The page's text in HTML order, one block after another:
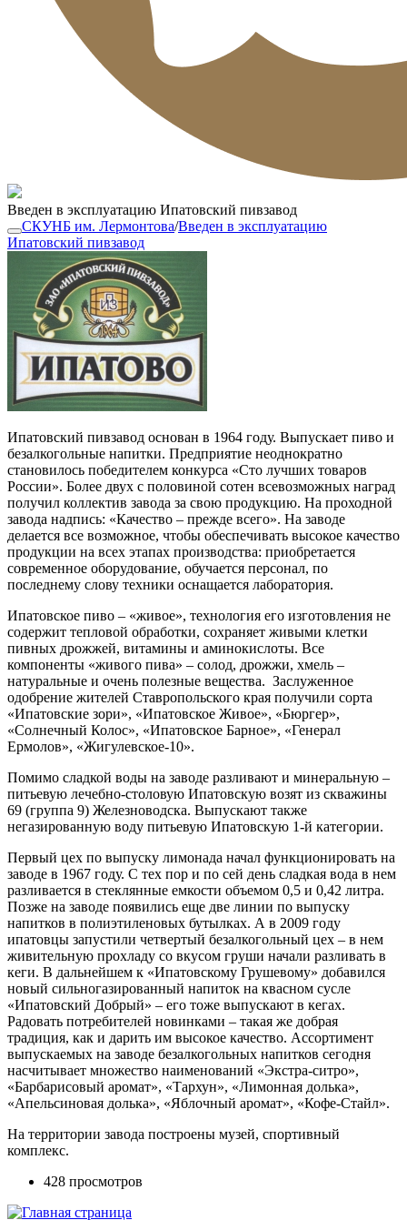
Введен в эксплуатацию Ипатовский пивзавод
СКУНБ им. Лермонтова/Введен в эксплуатацию
Ипатовский пивзавод
Ипатовский пивзавод основан в 1964 году. Выпускает пиво и
безалкогольные напитки. Предприятие неоднократно
становилось победителем конкурса «Сто лучших товаров
России». Более двух с половиной сотен всевозможных наград
получил коллектив завода за свою продукцию. На проходной
завода надпись: «Качество – прежде всего». На заводе
делается все возможное, чтобы обеспечивать высокое качество
продукции на всех этапах производства: приобретается
современное оборудование, обучается персонал, по
последнему слову техники оснащается лаборатория.
Ипатовское пиво – «живое», технология его изготовления не
содержит тепловой обработки, сохраняет живыми клетки
пивных дрожжей, витамины и аминокислоты. Все
компоненты «живого пива» – солод, дрожжи, хмель –
натуральные и очень полезные вещества. Заслуженное
одобрение жителей Ставропольского края получили сорта
«Ипатовские зори», «Ипатовское Живое», «Бюргер»,
«Солнечный Колос», «Ипатовское Барное», «Генерал
Ермолов», «Жигулевское-10».
Помимо сладкой воды на заводе разливают и минеральную –
питьевую лечебно-столовую Ипатовскую возят из скважины
69 (группа 9) Железноводска. Выпускают также
негазированную воду питьевую Ипатовскую 1-й категории.
Первый цех по выпуску лимонада начал функционировать на
заводе в 1967 году. С тех пор и по сей день сладкая вода в нем
разливается в стеклянные емкости объемом 0,5 и 0,42 литра.
Позже на заводе появились еще две линии по выпуску
напитков в полиэтиленовых бутылках. А в 2009 году
ипатовцы запустили четвертый безалкогольный цех – в нем
живительную прохладу со вкусом груши начали разливать в
кеги. В дальнейшем к «Ипатовскому Грушевому» добавился
новый сильногазированный напиток на квасном сусле
«Ипатовский Добрый» – его тоже выпускают в кегах.
Радовать потребителей новинками – такая же добрая
традиция, как и дарить им высокое качество. Ассортимент
выпускаемых на заводе безалкогольных напитков сегодня
насчитывает множество наименований «Экстра-ситро»,
«Барбарисовый аромат», «Тархун», «Лимонная долька»,
«Апельсиновая долька», «Яблочный аромат», «Кофе-Стайл».
На территории завода построены музей, спортивный
комплекс.
428 просмотров